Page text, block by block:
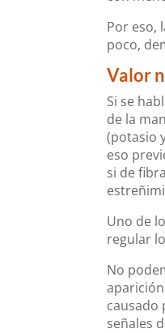
Por eso,
poco,
Valor
Si se
de la
(potasio
eso
si de
Uno de
regular
No
causado
señales